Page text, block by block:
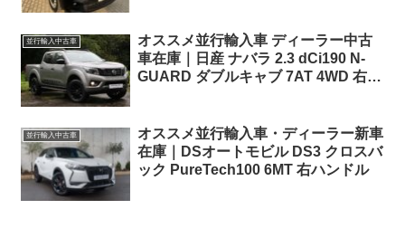
並行輸入中古車
オススメ並行輸入車 ディーラー中古
車在庫｜日産 ナバラ 2.3 dCi190 N-
GUARD ダブルキャブ 7AT 4WD 右ハ
並行輸入中古車
オススメ並行輸入車・ディーラー新車
在庫｜DSオートモビル DS3 クロスバ
ック PureTech100 6MT 右ハンドル